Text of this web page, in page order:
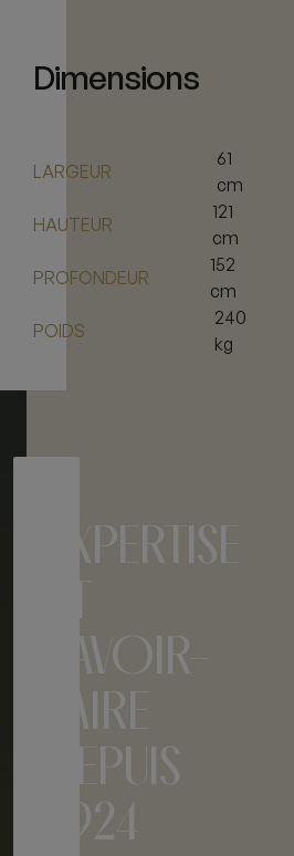
Dimensions
LARGEUR
61
cm
HAUTEUR
121
cm
PROFONDEUR
152
cm
POIDS
240
kg
EXPERTISE
ET
SAVOIR-
FAIRE
DEPUIS
1924